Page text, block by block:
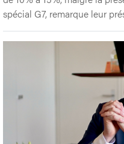
spécial G7, remarque leur